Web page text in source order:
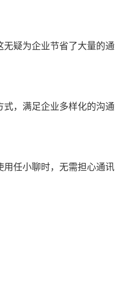
疑为企业节省了大量的
，满足企业多样化的沟
任小聊时，无需担心通